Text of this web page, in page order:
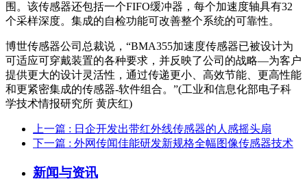
围。该传感器还包括一个FIFO缓冲器，每个加速度轴具有32
个采样深度。集成的自检功能可改善整个系统的可靠性。
博世传感器公司总裁说，“BMA355加速度传感器已被设计为
可适应可穿戴装置的各种要求，并反映了公司的战略—为客户
提供更大的设计灵活性，通过传递更小、高效节能、更高性能
和更紧密集成的传感器-软件组合。”(工业和信息化部电子科
学技术情报研究所 黄庆红)
上一篇 : 日企开发出带红外线传感器的人感摇头扇
下一篇 : 外网传闻佳能研发新规格全幅图像传感器技术
新闻与资讯